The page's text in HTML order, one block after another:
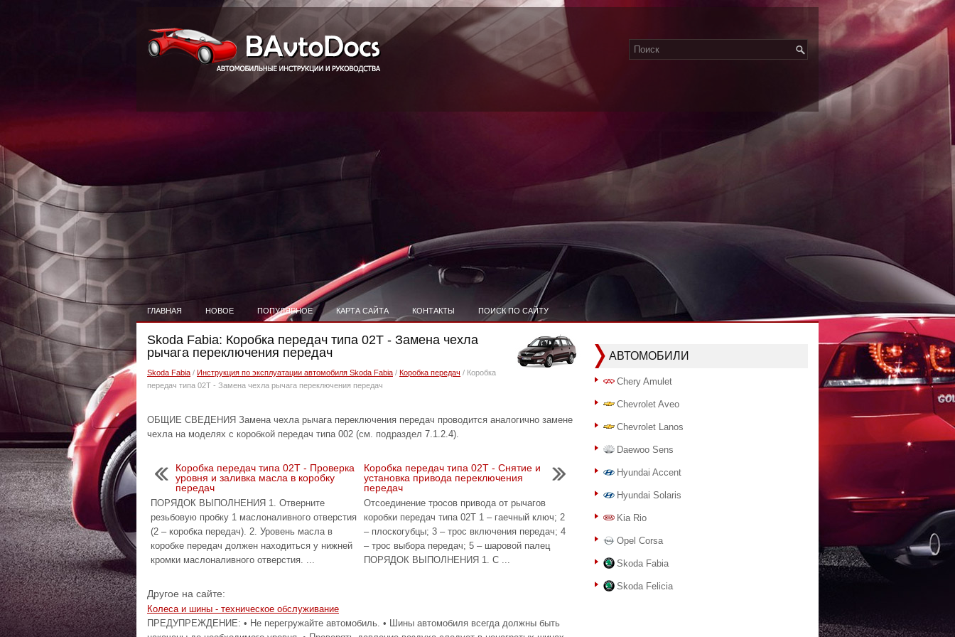
ГЛАВНАЯ НОВОЕ ПОПУЛЯРНОЕ КАРТА САЙТА КОНТАКТЫ ПОИСК ПО САЙТУ
Skoda Fabia: Коробка передач типа 02T - Замена чехла
рычага переключения передач
Skoda Fabia / Инструкция по эксплуатации автомобиля Skoda Fabia / Коробка передач / Коробка
передач типа 02T - Замена чехла рычага переключения передач
ОБЩИЕ СВЕДЕНИЯ Замена чехла рычага переключения передач проводится аналогично замене
чехла на моделях с коробкой передач типа 002 (см. подраздел 7.1.2.4).
Коробка передач типа 02T - Проверка
уровня и заливка масла в коробку
передач
ПОРЯДОК ВЫПОЛНЕНИЯ 1. Отверните
резьбовую пробку 1 маслоналивного отверстия
(2 – коробка передач). 2. Уровень масла в
коробке передач должен находиться у нижней
кромки маслоналивного отверстия. ...
Коробка передач типа 02T - Снятие и
установка привода переключения
передач
Отсоединение тросов привода от рычагов
коробки передач типа 02Т 1 – гаечный ключ; 2
– плоскогубцы; 3 – трос включения передач; 4
– трос выбора передач; 5 – шаровой палец
ПОРЯДОК ВЫПОЛНЕНИЯ 1. С ...
Другое на сайте:
Колеса и шины - техническое обслуживание
ПРЕДУПРЕЖДЕНИЕ: • Не перегружайте автомобиль. • Шины автомобиля всегда должны быть
АВТОМОБИЛИ
Chery Amulet
Chevrolet Aveo
Chevrolet Lanos
Daewoo Sens
Hyundai Accent
Hyundai Solaris
Kia Rio
Opel Corsa
Skoda Fabia
Skoda Felicia